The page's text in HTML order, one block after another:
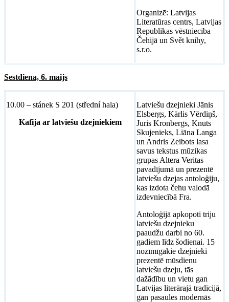
Organizē: Latvijas
Literatūras centrs, Latvijas
Republikas vēstniecība
Čehijā un Svět knihy,
s.r.o.
Sestdiena, 6. maijs
10.00 – stánek S 201 (střední hala)
Kafija ar latviešu dzejniekiem
Latviešu dzejnieki Jānis
Elsbergs, Kārlis Vērdiņš,
Juris Kronbergs, Knuts
Skujenieks, Liāna Langa
un Andris Zeibots lasa
savus tekstus mūzikas
grupas Altera Veritas
pavadījumā un prezentē
latviešu dzejas antoloģiju,
kas izdota čehu valodā
izdevniecībā Fra.
Antoloģijā apkopoti triju
latviešu dzejnieku
paaudžu darbi no 60.
gadiem līdz šodienai. 15
nozīmīgākie dzejnieki
prezentē mūsdienu
latviešu dzeju, tās
dažādību un vietu gan
Latvijas literārajā tradīcijā,
gan pasaules modernās